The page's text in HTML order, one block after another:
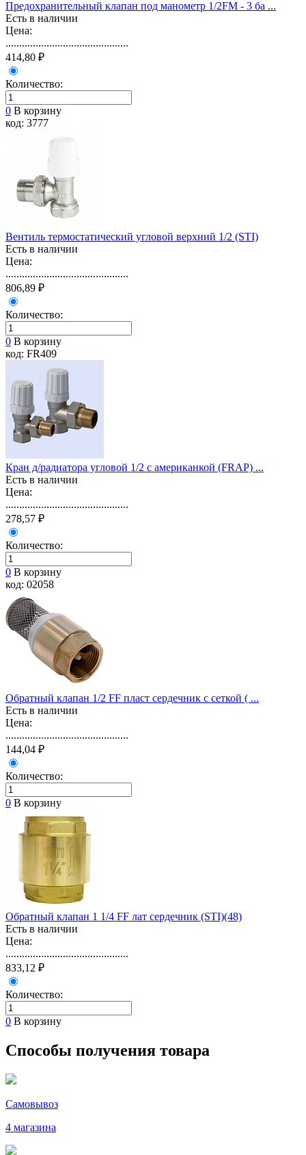
Предохранительный клапан под манометр 1/2FM - 3 ба ...
Есть в наличии
Цена:
.............................................
414,80 ₽
Количество:
0 В корзину
код: 3777
Вентиль термостатический угловой верхний 1/2 (STI)
Есть в наличии
Цена:
.............................................
806,89 ₽
Количество:
0 В корзину
код: FR409
Кран д/радиатора угловой 1/2 с американкой (FRAP) ...
Есть в наличии
Цена:
.............................................
278,57 ₽
Количество:
0 В корзину
код: 02058
Обратный клапан 1/2 FF пласт сердечник с сеткой ( ...
Есть в наличии
Цена:
.............................................
144,04 ₽
Количество:
0 В корзину
Обратный клапан 1 1/4 FF лат сердечник (STI)(48)
Есть в наличии
Цена:
.............................................
833,12 ₽
Количество:
0 В корзину
Способы получения товара
Самовывоз
4 магазина